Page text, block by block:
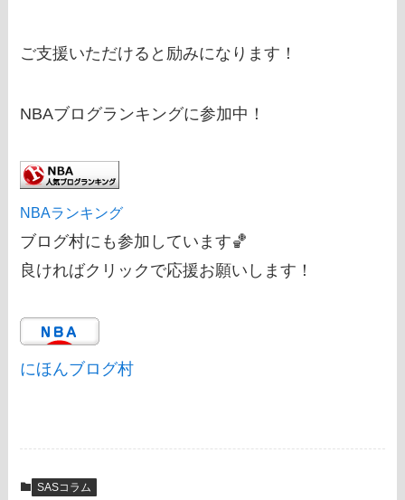
ご支援いただけると励みになります！
NBAブログランキングに参加中！
NBAランキング
ブログ村にも参加しています🏀
良ければクリックで応援お願いします！
にほんブログ村
SASコラム